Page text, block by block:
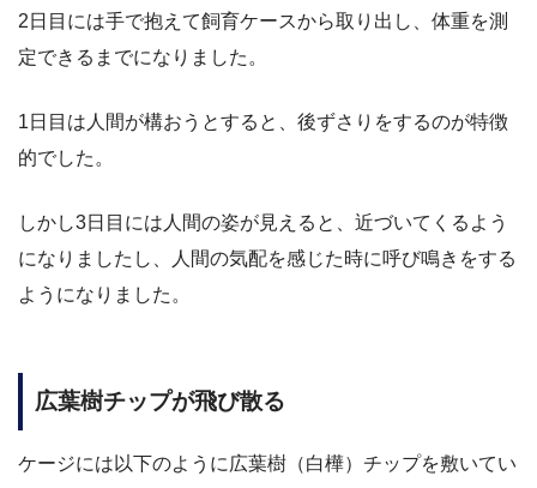
2日目には手で抱えて飼育ケースから取り出し、体重を測
定できるまでになりました。
1日目は人間が構おうとすると、後ずさりをするのが特徴
的でした。
しかし3日目には人間の姿が見えると、近づいてくるよう
になりましたし、人間の気配を感じた時に呼び鳴きをする
ようになりました。
広葉樹チップが飛び散る
ケージには以下のように広葉樹（白樺）チップを敷いてい